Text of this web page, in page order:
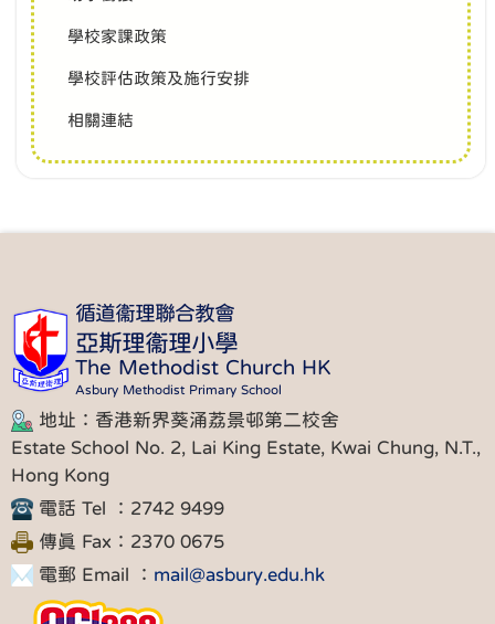
學校家課政策
學校評估政策及施行安排
相關連結
循道衞理聯合教會
亞斯理衞理小學
The Methodist Church HK
Asbury Methodist Primary School
地址：香港新界葵涌荔景邨第二校舍
Estate School No. 2, Lai King Estate, Kwai Chung, N.T.,
Hong Kong
電話 Tel ：2742 9499
傳真 Fax：2370 0675
電郵 Email ： mail@asbury.edu.hk